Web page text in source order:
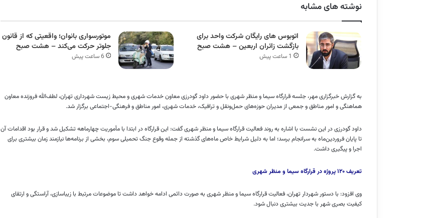
نوشته های مشابه
اتوبوس های رایگان شرکت واحد برای
بازگشت زائران اربعین – هشت صبح
1 ساعت پیش
موتورسواری بانوان؛ واقعیتی که از قانون
جلوتر حرکت می‌کند – هشت صبح
6 ساعت پیش
به گزارش خبرگزاری مهر، جلسه قرارگاه سیما و منظر شهری با حضور داود گودرزی معاون خدمات شهری و محیط زیست شهرداری تهران، لطف‌الله فروزنده معاون
هماهنگی و امور مناطق و جمعی از مدیران حوزه‌های حمل‌ونقل و ترافیک، خدمات شهری، امور مناطق و فرهنگی-اجتماعی برگزار شد.
داود گودرزی در این نشست با اشاره به روند فعالیت قرارگاه سیما و منظر شهری گفت: این قرارگاه در ابتدا با مأموریت چهارماهه تشکیل شد و قرار بود اقدامات آن
تا پایان فروردین‌ماه به سرانجام برسد؛ اما به دلیل شرایط خاص ماه‌های گذشته از جمله وقوع جنگ تحمیلی سوم، بخشی از برنامه‌ها نیازمند زمان بیشتری برای
اجرا و پیگیری داشت.
تعریف ۱۲۰ پروژه در قرارگاه سیما و منظر شهری
وی افزود: با دستور شهردار تهران، فعالیت قرارگاه سیما و منظر شهری به صورت دائمی ادامه خواهد داشت تا موضوعات مرتبط با زیباسازی، آراستگی و ارتقای
کیفیت بصری شهر با جدیت بیشتری دنبال شود.